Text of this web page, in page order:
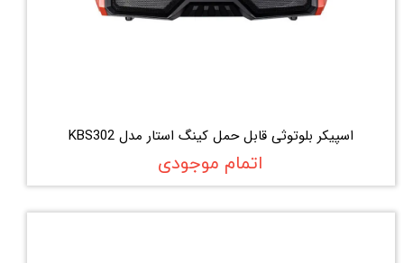
اسپیکر بلوتوثی قابل حمل کینگ استار مدل KBS302
اتمام موجودی